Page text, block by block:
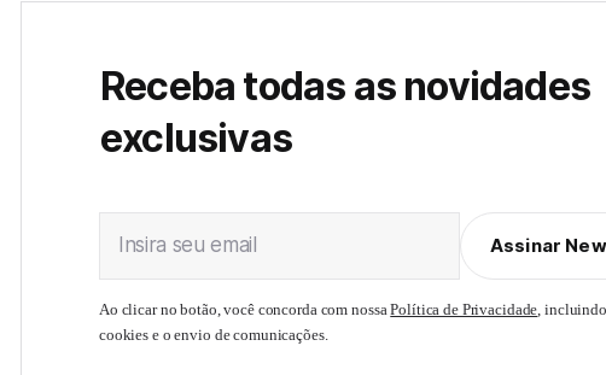
Receba todas as novidades
exclusivas
Insira seu email Assinar
Ao clicar no botão, você concorda com nossaPolítica de Privacidade,
cookies e o envio de comunicações.